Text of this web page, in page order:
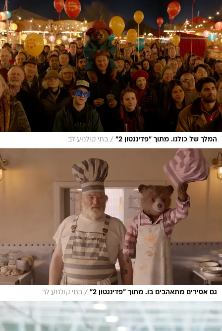
המלך של כולנו. מתוך "פדינגטון 2" / בתי קולנוע לב
גם אסירים מתאהבים בו. מתוך "פדינגטון 2" / בתי קולנוע לב